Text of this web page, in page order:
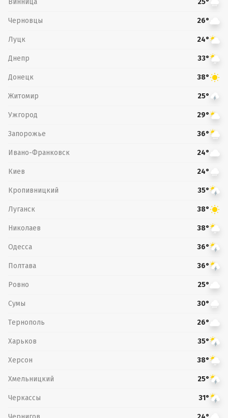
25°
Черновцы 26°
Луцк 24°
Днепр 33°
Донецк 38°
Житомир 25°
Ужгород 29°
Запорожье 36°
Ивано-Франковск 24°
Киев 24°
Кропивницкий 35°
Луганск 38°
Николаев 38°
Одесса 36°
Полтава 36°
Ровно 25°
Сумы 30°
Тернополь 26°
Харьков 35°
Херсон 38°
Хмельницкий 25°
Черкассы 31°